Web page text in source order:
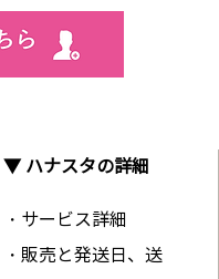
▼ ハナスタの詳細
・サービス詳細
・販売と発送日、送